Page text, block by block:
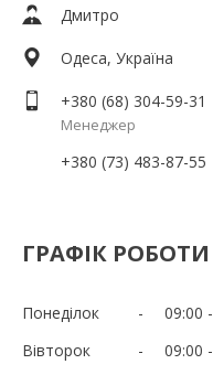
Дмитро
Одеса, Україна
+380 (68) 304-59-31
Менеджер
+380 (73) 483-87-55
ГРАФІК РОБОТИ
Понеділок 09:00
Вівторок
09:00